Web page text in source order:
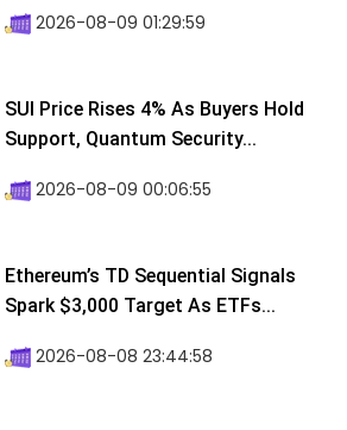
2026-08-09 01:29:59
SUI Price Rises 4% As Buyers Hold
Support, Quantum Security...
2026-08-09 00:06:55
Ethereum’s TD Sequential Signals
Spark $3,000 Target As ETFs...
2026-08-08 23:44:58